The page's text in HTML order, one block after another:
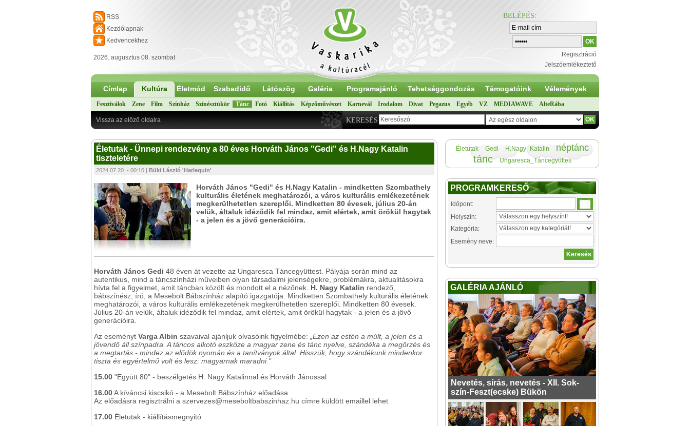
RSS
Kezdőlapnak
Kedvencekhez
2026. augusztus 08. szombat
BELÉPÉS:
Regisztráció
Jelszóemlékeztető
Címlap Kultúra Életmód Szabadidő Látószög Galéria Programajánló Tehetséggondozás Támogatóink Vélemények
Fesztiválok Zene Film Színház Színésztükör Tánc Fotó Kiállítás Képzőművészet Karnevál Irodalom Divat Pegazus Egyéb VZ MEDIAWAVE AlteRába
KERESÉS
Vissza az előző oldalra
Életutak - Ünnepi rendezvény a 80 éves Horváth János "Gedi" és H.Nagy Katalin
tiszteletére
2024.07.20. - 00:10 | Büki László 'Harlequin'
Horváth János "Gedi" és H.Nagy Katalin - mindketten Szombathely
kulturális életének meghatározói, a város kulturális emlékezetének
megkerülhetetlen szereplői. Mindketten 80 évesek, július 20-án
velük, általuk idéződik fel mindaz, amit elértek, amit örökül hagytak
- a jelen és a jövő generációira.
Horváth János Gedi 48 éven át vezette az Ungaresca Táncegyüttest. Pályája során mind az
autentikus, mind a táncszínházi műveiben olyan társadalmi jelenségekre, problémákra, aktualitásokra
hívta fel a figyelmet, amit táncban közölt és mondott el a nézőnek. H. Nagy Katalin rendező,
bábszínész, író, a Mesebolt Bábszínház alapító igazgatója. Mindketten Szombathely kulturális életének
meghatározói, a város kulturális emlékezetének megkerülhetetlen szereplői. Mindketten 80 évesek.
Július 20-án velük, általuk idéződik fel mindaz, amit elértek, amit örökül hagytak - a jelen és a jövő
generációira.
Az eseményt Varga Albin szavaival ajánljuk olvasóink figyelmébe: „Ezen az estén a múlt, a jelen és a
jövendő áll színpadra. A táncos alkotó eszköze a magyar zene és tánc nyelve, szándéka a megőrzés és
a megtartás - mindez az elődök nyomán és a tanítványok által. Hisszük, hogy szándékunk mindenkor
tiszta és egyértelmű volt és lesz: magyarnak maradni."
15.00 "Együtt 80" - beszélgetés H. Nagy Katalinnal és Horváth Jánossal
16.00A kíváncsi kiscsikó - a Mesebolt Bábszínház előadása
Az előadásra regisztrálni a szervezes@meseboltbabszinhaz.hu címre küldött emaillel lehet
17.00 Életutak - kiállításmegnyitó
Életutak Gedi H.Nagy_Katalin néptánc
tánc Ungaresca_Táncegyüttes
PROGRAMKERESŐ
Időpont:
Helyszín:
Kategória:
Esemény neve:
GALÉRIA AJÁNLÓ
Nevetés, sírás, nevetés - XII. Sok-
szín-Feszt(ecske) Bükön